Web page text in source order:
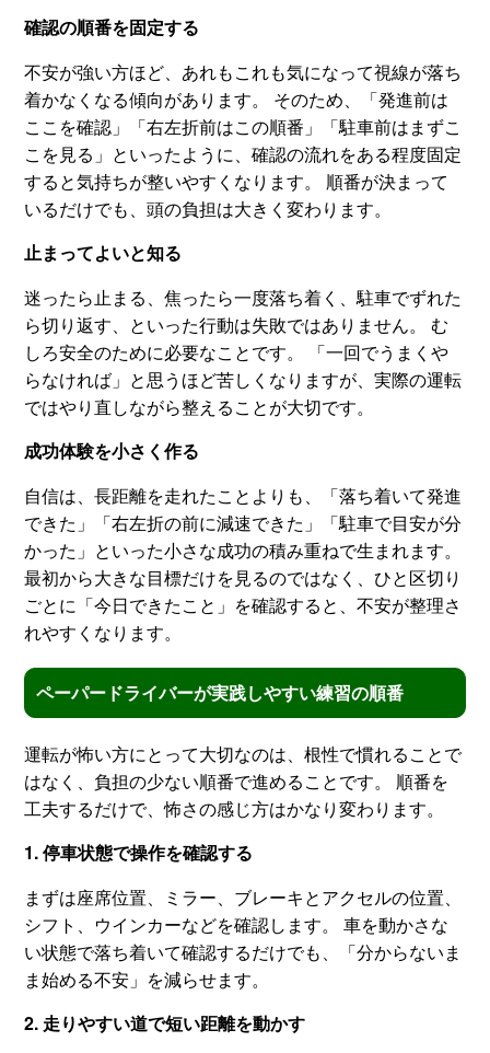
確認の順番を固定する
不安が強い方ほど、あれもこれも気になって視線が落ち
着かなくなる傾向があります。 そのため、「発進前は
ここを確認」「右左折前はこの順番」「駐車前はまずこ
こを見る」といったように、確認の流れをある程度固定
すると気持ちが整いやすくなります。 順番が決まって
いるだけでも、頭の負担は大きく変わります。
止まってよいと知る
迷ったら止まる、焦ったら一度落ち着く、駐車でずれた
ら切り返す、といった行動は失敗ではありません。 む
しろ安全のために必要なことです。 「一回でうまくや
らなければ」と思うほど苦しくなりますが、実際の運転
ではやり直しながら整えることが大切です。
成功体験を小さく作る
自信は、長距離を走れたことよりも、「落ち着いて発進
できた」「右左折の前に減速できた」「駐車で目安が分
かった」といった小さな成功の積み重ねで生まれます。
最初から大きな目標だけを見るのではなく、ひと区切り
ごとに「今日できたこと」を確認すると、不安が整理さ
れやすくなります。
ペーパードライバーが実践しやすい練習の順番
運転が怖い方にとって大切なのは、根性で慣れることで
はなく、負担の少ない順番で進めることです。 順番を
工夫するだけで、怖さの感じ方はかなり変わります。
1. 停車状態で操作を確認する
まずは座席位置、ミラー、ブレーキとアクセルの位置、
シフト、ウインカーなどを確認します。 車を動かさな
い状態で落ち着いて確認するだけでも、「分からないま
ま始める不安」を減らせます。
2. 走りやすい道で短い距離を動かす